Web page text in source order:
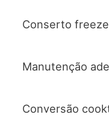
Conserto
Manutenção
Conversão